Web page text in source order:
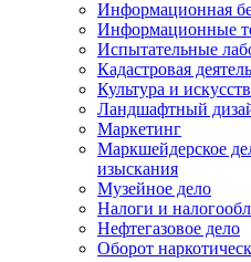
Информационная
Информационные
Испытательные
Кадастровая
Культура и
Ландшафтный
Маркетинг
Маркшейдерское
изыскания
Музейное дело
Налоги и
Нефтегазовое дело
Оборот